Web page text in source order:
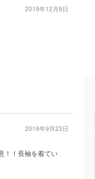
2019年12月9日
！！長袖を着てい
2019年9月23日